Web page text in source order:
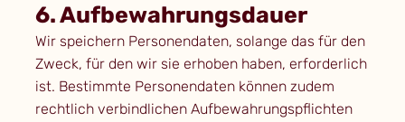
6. Aufbewahrungsdauer
Wir speichern Personendaten, solange das für den
Zweck, für den wir sie erhoben haben, erforderlich
ist. Bestimmte Personendaten können zudem
rechtlich verbindlichen Aufbewahrungspflichten